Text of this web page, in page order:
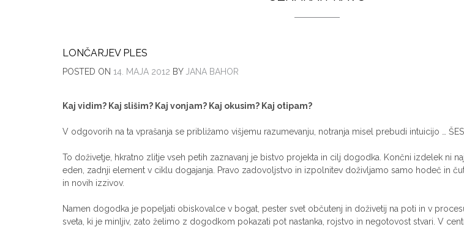
LONČARJEV PLES
POSTED ON 14. MAJA 2012 BY JANA BAHOR
Kaj vidim? Kaj slišim? Kaj vonjam? Kaj okusim? Kaj otipam?
V odgovorih na ta vprašanja se približamo višjemu razumevanju, notranja misel prebudi intuicijo …
To doživetje, hkratno zlitje vseh petih zaznavanj je bistvo projekta in cilj dogodka. Končni izdelek ni
eden, zadnji element v ciklu dogajanja. Pravo zadovoljstvo in izpolnitev doživljamo samo hodeč in
in novih izzivov.
Namen dogodka je popeljati obiskovalce v bogat, pester svet občutenj in doživetij na poti in v
sveta, ki je minljiv, zato želimo z dogodkom pokazati pot nastanka, rojstvo in negotovost stvari. V